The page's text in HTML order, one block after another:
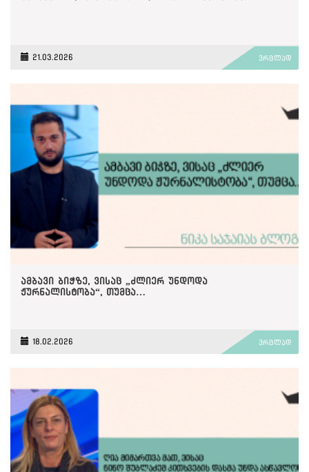
21.03.2026 ვრცლად
ამბავი ბიჭზე, ვისაც „ძლიერ უნდოდა
ჟურნალისტობა“, თუმცა…
18.02.2026 ვრცლად